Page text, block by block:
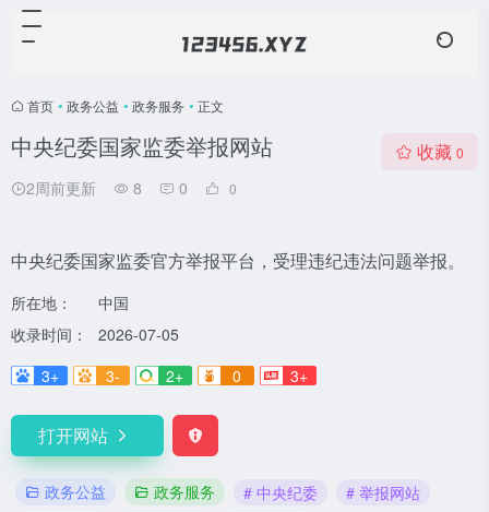
首页 • 政务公益 • 政务服务 • 正文
中央纪委国家监委举报网站
2周前更新 8 0 0
收藏 0
中央纪委国家监委官方举报平台，受理违纪违法问题举报。
所在地：
中国
收录时间：
2026-07-05
3+
3- 2+ 0 3+
打开网站
政务公益 政务服务 # 中央纪委
# 举报网站